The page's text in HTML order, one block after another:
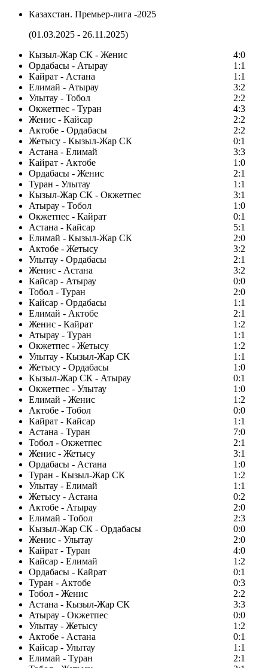
Казахстан. Премьер-лига -2025
(01.03.2025 - 26.11.2025)
Кызыл-Жар СК - Женис
4:0
Ордабасы - Атырау
1:1
Кайрат - Астана
1:1
Елимай - Атырау
3:2
Улытау - Тобол
2:2
Окжетпес - Туран
4:3
Женис - Кайсар
2:2
Актобе - Ордабасы
2:2
Жетысу - Кызыл-Жар СК
0:1
Астана - Елимай
3:3
Кайрат - Актобе
1:0
Ордабасы - Женис
2:1
Туран - Улытау
1:1
Кызыл-Жар СК - Окжетпес
3:1
Атырау - Тобол
1:0
Окжетпес - Кайрат
0:1
Астана - Кайсар
5:1
Елимай - Кызыл-Жар СК
2:0
Актобе - Жетысу
3:2
Улытау - Ордабасы
2:1
Женис - Астана
3:2
Кайсар - Атырау
0:0
Тобол - Туран
2:0
Кайсар - Ордабасы
1:1
Елимай - Актобе
2:1
Женис - Кайрат
1:2
Атырау - Туран
1:1
Окжетпес - Жетысу
1:2
Улытау - Кызыл-Жар СК
1:1
Жетысу - Ордабасы
1:0
Кызыл-Жар СК - Атырау
0:1
Окжетпес - Улытау
1:0
Елимай - Женис
1:2
Актобе - Тобол
0:0
Кайрат - Кайсар
1:1
Астана - Туран
7:0
Тобол - Окжетпес
2:1
Женис - Жетысу
3:1
Ордабасы - Астана
1:0
Туран - Кызыл-Жар СК
1:2
Улытау - Елимай
1:1
Жетысу - Астана
0:2
Актобе - Атырау
2:0
Елимай - Тобол
2:3
Кызыл-Жар СК - Ордабасы
0:0
Женис - Улытау
2:0
Кайрат - Туран
4:0
Кайсар - Елимай
1:2
Ордабасы - Кайрат
0:1
Туран - Актобе
0:3
Тобол - Женис
2:2
Астана - Кызыл-Жар СК
3:3
Атырау - Окжетпес
0:0
Улытау - Жетысу
1:2
Актобе - Астана
0:1
Кайсар - Улытау
1:1
Елимай - Туран
2:1